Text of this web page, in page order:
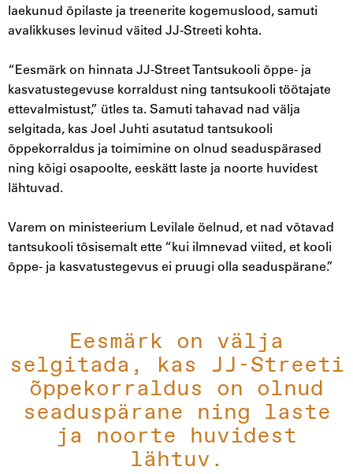
laekunud õpilaste ja treenerite kogemuslood, samuti
avalikkuses levinud väited JJ-Streeti kohta.
“Eesmärk on hinnata JJ-Street Tantsukooli õppe- ja
kasvatustegevuse korraldust ning tantsukooli töötajate
ettevalmistust,” ütles ta. Samuti tahavad nad välja
selgitada, kas Joel Juhti asutatud tantsukooli
õppekorraldus ja toimimine on olnud seaduspärased
ning kõigi osapoolte, eeskätt laste ja noorte huvidest
lähtuvad.
Varem on ministeerium Levilale öelnud, et nad võtavad
tantsukooli tõsisemalt ette “kui ilmnevad viited, et kooli
õppe- ja kasvatustegevus ei pruugi olla seaduspärane.”
Eesmärk on välja
selgitada, kas JJ-Streeti
õppekorraldus on olnud
seaduspärane ning laste
ja noorte huvidest
lähtuv.